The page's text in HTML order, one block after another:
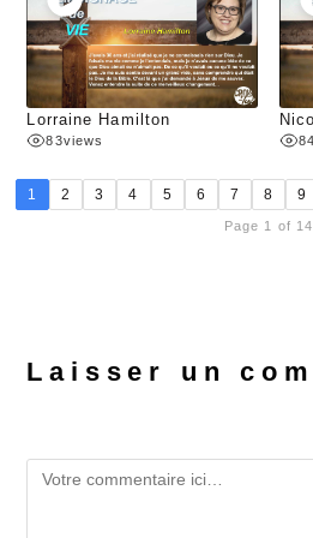
Lorraine Hamilton
83views
1 2 3 4 5 6 7 8 9
Page 1 of 14
Laisser un